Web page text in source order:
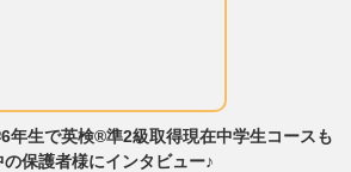
6年生で英検®準2級取得現在中学生コースも
の保護者様にインタビュー♪